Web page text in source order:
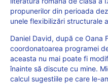
propunerilor din perioada
unele flexibilizări structurale
Daniel David, după ce Oana
coordonatoarea programei
aceasta nu mai poate fi
înainte să discute cu mine.
calcul sugestiile pe care le-